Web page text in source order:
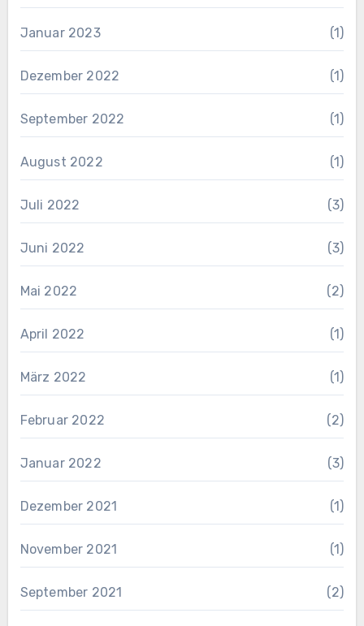
Januar 2023 (1)
Dezember 2022 (1)
September 2022 (1)
August 2022 (1)
Juli 2022 (3)
Juni 2022 (3)
Mai 2022 (2)
April 2022 (1)
März 2022 (1)
Februar 2022 (2)
Januar 2022 (3)
Dezember 2021 (1)
November 2021 (1)
September 2021 (2)